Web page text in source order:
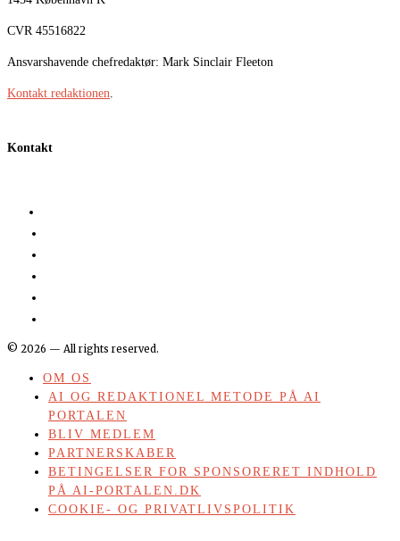
CVR 45516822
Ansvarshavende chefredaktør: Mark Sinclair Fleeton
Kontakt redaktionen
Kontakt
© 2026 — All rights reserved.
OM OS
AI OG REDAKTIONEL METODE PÅ AI
PORTALEN
BLIV MEDLEM
PARTNERSKABER
BETINGELSER FOR SPONSORERET INDHOLD
PÅ AI-PORTALEN.DK
COOKIE- OG PRIVATLIVSPOLITIK